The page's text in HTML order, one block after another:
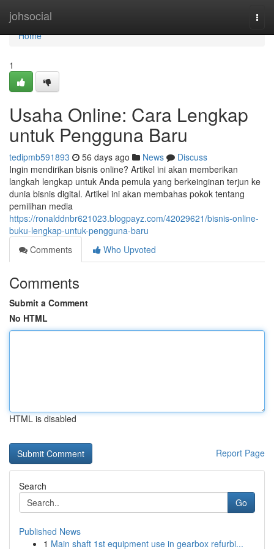
johsocial
Home
Home
1
Usaha Online: Cara Lengkap
untuk Pengguna Baru
tedipmb591893 56 days ago News
Discuss
Ingin mendirikan bisnis online? Artikel ini akan memberikan
langkah lengkap untuk Anda pemula yang berkeinginan terjun ke
dunia bisnis digital. Artikel ini akan membahas pokok tentang
pemilihan media
https://ronalddnbr621023.blogpayz.com/42029621/bisnis-online-
buku-lengkap-untuk-pengguna-baru
Comments
Who Upvoted
Comments
Submit a Comment
No HTML
HTML is disabled
Report Page
Search
Go
Published News
1 Main shaft 1st equipment use in gearbox refurbi...